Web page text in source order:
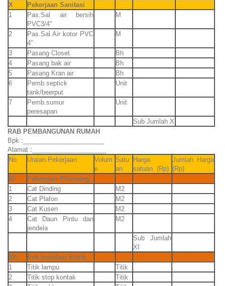
X
Pekerjaan Sanitasi
1
Pas.Sal air bersih
PVC3/4″
M
2
Pas.Sal Air kotor PVC
4″
M
3 Pasang Closet
Bh
4
Pasang bak air
Bh
5
Pasang Kran air
Bh
6
Pemb.septick
tank/beerput
Unit
7
Pemb.sumur
peresapan
Unit
Sub Jumlah X
RAB PEMBANGUNAN RUMAH
Bpk :_______________________
Alamat :_____________________
No
Uraian Pekerjaan
Volum
e
Satu
an
Harga
satuan (Rp)
Jumlah Harga
(Rp)
XI
Pekerjaan Phinising
1
Cat Dinding
M2
2
Cat Plafon
M2
3
Cat Kusen
M2
4
Cat Daun Pintu dan
jendela
M2
Sub Jumlah
XI
XII
Pek.instalasi listrik
1
Titik lampu
Titik
2
Titik stop kontak
Titik